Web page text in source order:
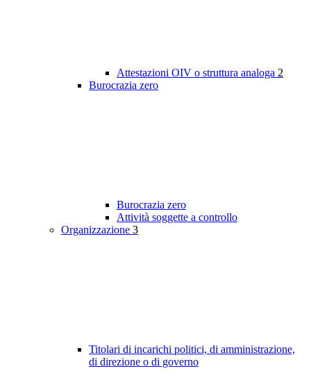
Attestazioni OIV o struttura analoga 2
Burocrazia zero
Burocrazia zero
Attività soggette a controllo
Organizzazione 3
Titolari di incarichi politici, di amministrazione,
di direzione o di governo